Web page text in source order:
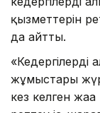
қызметтерін
да айтты.
«Кедергілерді
жұмыстары
кез келген